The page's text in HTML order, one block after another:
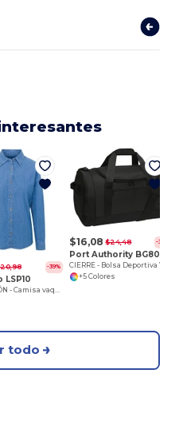
-39%
LSP10
$16,08 $24,48 -34%
Port Authority BG800
+5 Colores
todo